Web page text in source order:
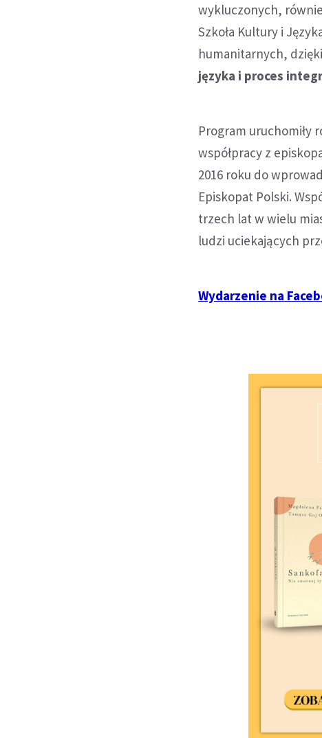
wykluczonych,
Szkoła Kultury i
humanitarnych,
języka i proces
Program uruchomiły
współpracy z
2016 roku do
Episkopat Polski.
trzech lat w wielu
ludzi uciekających
Wydarzenie na